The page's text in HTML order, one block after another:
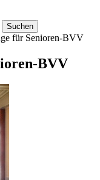
für Senioren-BVV
BVV